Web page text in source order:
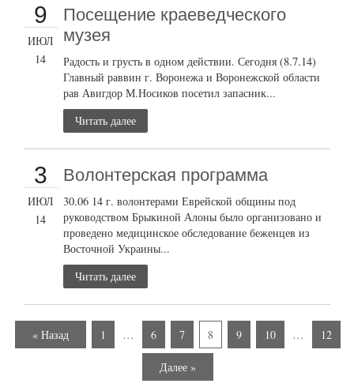
9
ИЮЛ
14
Посещение краеведческого
музея
Радость и грусть в одном действии. Сегодня (8.7.14)
Главный раввин г. Воронежа и Воронежской области
рав Авигдор М.Носиков посетил запасник...
Читать далее
3
ИЮЛ
14
Волонтерская программа
30.06 14 г. волонтерами Еврейской общины под
руководством Брыкиной Алоны было организовано и
проведено медицинское обследование беженцев из
Восточной Украины...
Читать далее
« Назад 1 … 6 7 8 9 10 … 12
Далее »